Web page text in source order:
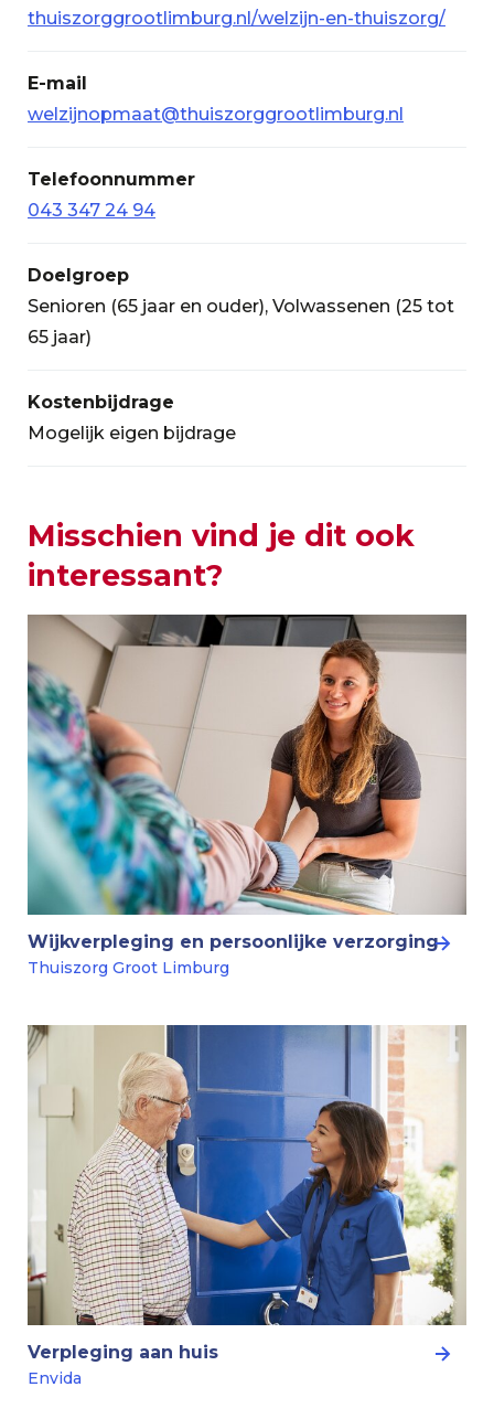
thuiszorggrootlimburg.nl/welzijn-en-thuiszorg/
E-mail
welzijnopmaat@thuiszorggrootlimburg.nl
Telefoonnummer
043 347 24 94
Doelgroep
Senioren (65 jaar en ouder), Volwassenen (25 tot
65 jaar)
Kostenbijdrage
Mogelijk eigen bijdrage
Misschien vind je dit ook
interessant?
Wijkverpleging en persoonlijke verzorging
Thuiszorg Groot Limburg
Verpleging aan huis
Envida